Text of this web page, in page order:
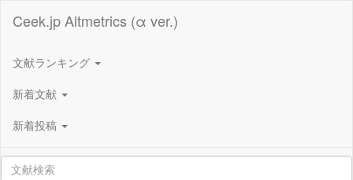
Ceek.jp Altmetrics (α ver.)
文献ランキング
新着文献
新着投稿